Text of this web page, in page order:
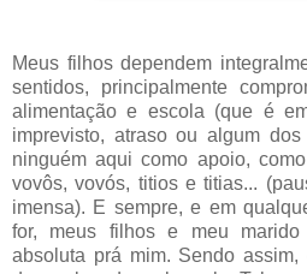
Meus filhos dependem
sentidos, principalmente
alimentação e escola (que é
imprevisto, atraso ou algum
ninguém aqui como apoio,
vovôs, vovós, titios e titias...
imensa). E sempre, e em
for, meus filhos e meu
absoluta prá mim. Sendo